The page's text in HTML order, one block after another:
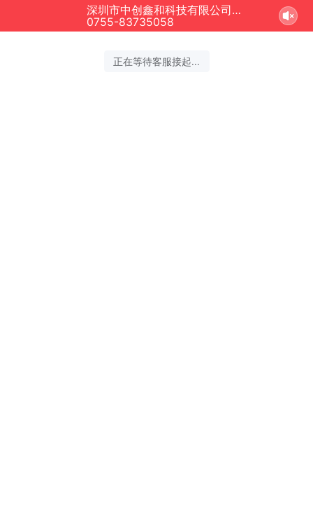
深圳市中创鑫和科技有限公司正在为您服务
0755-83735058
正在等待客服接起...